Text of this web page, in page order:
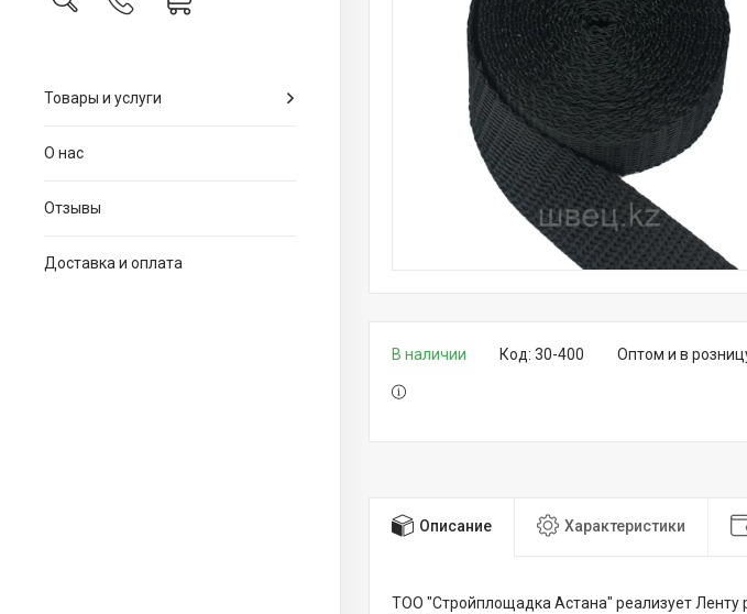
Товары и услуги
О нас
Отзывы
Доставка и оплата
В наличии Оптом и в
Код: 30-400
Описание Характеристики
ТОО "Стройплощадка Астана" реализует Ленту